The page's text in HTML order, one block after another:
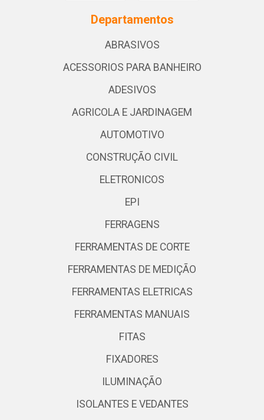
Departamentos
ABRASIVOS
ACESSORIOS PARA BANHEIRO
ADESIVOS
AGRICOLA E JARDINAGEM
AUTOMOTIVO
CONSTRUÇÃO CIVIL
ELETRONICOS
EPI
FERRAGENS
FERRAMENTAS DE CORTE
FERRAMENTAS DE MEDIÇÃO
FERRAMENTAS ELETRICAS
FERRAMENTAS MANUAIS
FITAS
FIXADORES
ILUMINAÇÃO
ISOLANTES E VEDANTES